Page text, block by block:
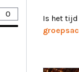
Is het tijd